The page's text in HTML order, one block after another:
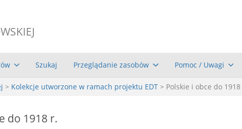
Szukaj Przeglądanie zasobów Pomoc / Uwagi
> Kolekcje utworzone w ramach projektu EDT > Polskie i obce do
do 1918 r.